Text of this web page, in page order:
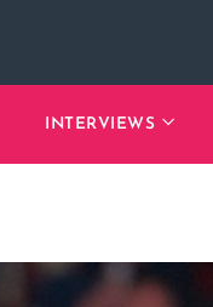
INTERVIEWS